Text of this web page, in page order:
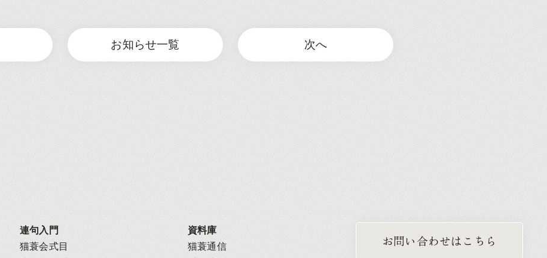
お知らせ一覧 次へ
連句入門
猫蓑会式目
資料庫
猫蓑通信
お問い合わせはこちら